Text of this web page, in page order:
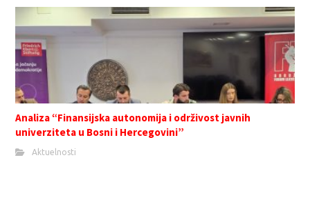
Analiza “Finansijska autonomija i održivost javnih
univerziteta u Bosni i Hercegovini”
Aktuelnosti